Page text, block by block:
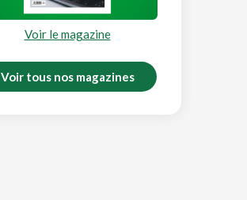
Voir le magazine
Voir tous nos magazines